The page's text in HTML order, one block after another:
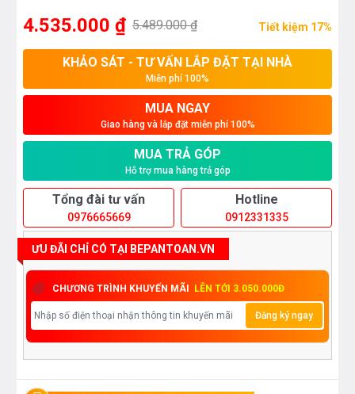
4.535.000 ₫ 5.489.000 ₫ Tiết kiệm 17%
KHẢO SÁT - TƯ VẤN LẮP ĐẶT TẠI NHÀ
Miễn phí 100%
MUA NGAY
Giao hàng và lắp đặt miễn phí 100%
MUA TRẢ GÓP
Hỗ trợ mua hàng trả góp
Tổng đài tư vấn
0976665669
Hotline
0912331335
ƯU ĐÃI CHỈ CÓ TẠI BEPANTOAN.VN
CHƯƠNG TRÌNH KHUYẾN MÃI LÊN TỚI 3.050.000Đ
Đăng ký ngay